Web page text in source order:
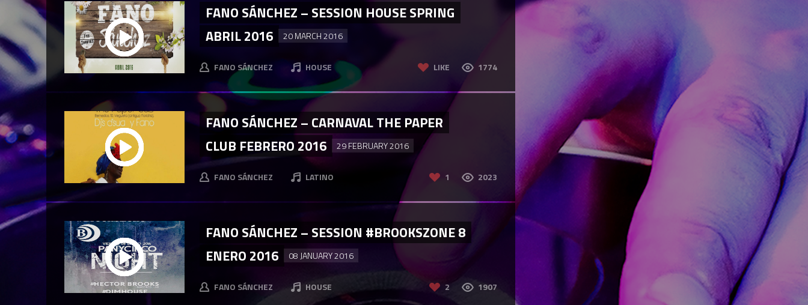
LIKE 1774
FANO SÁNCHEZ – SESSION HOUSE SPRING
ABRIL 2016
20 MARCH 2016
FANO SÁNCHEZ HOUSE
1 2023
FANO SÁNCHEZ – CARNAVAL THE PAPER
CLUB FEBRERO 2016
29 FEBRUARY 2016
FANO SÁNCHEZ LATINO
2 1907
FANO SÁNCHEZ – SESSION #BROOKSZONE 8
ENERO 2016
08 JANUARY 2016
FANO SÁNCHEZ HOUSE